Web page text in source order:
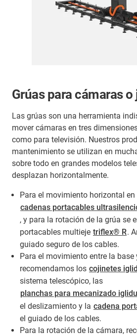
Grúas para cámaras o
Las grúas son una herramienta
mover cámaras en tres
como para televisión. Nuestros
mantenimiento se utilizan en
sobre todo en grandes modelos
desplazan horizontalmente.
Para el movimiento horizontal
cadenas portacables
, y para la rotación de la grúa se
portacables multieje triflex® R.
guiado seguro de los cables.
Para el movimiento entre la base
recomendamos los cojinetes
sistema telescópico, las
planchas para mecanizado
el deslizamiento y la cadena
el guiado de los cables.
Para la rotación de la cámara,